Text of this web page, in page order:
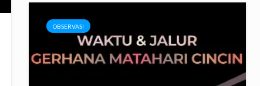
OBSERVASI